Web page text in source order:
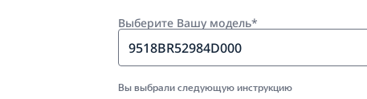
Выберите Вашу модель*
9518BR52984D000
Вы выбрали следующую инструкцию